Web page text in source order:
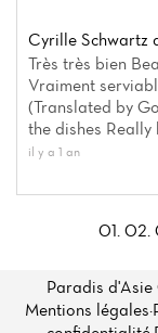
Cyrille Schwartz
Très très bien
Vraiment
(Translated by
the dishes
il y a 1 an
01. 02.
Paradis
Mentions légales·